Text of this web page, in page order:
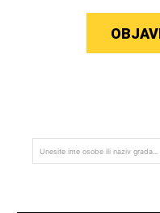
Unesite ime osobe ili naziv grada...